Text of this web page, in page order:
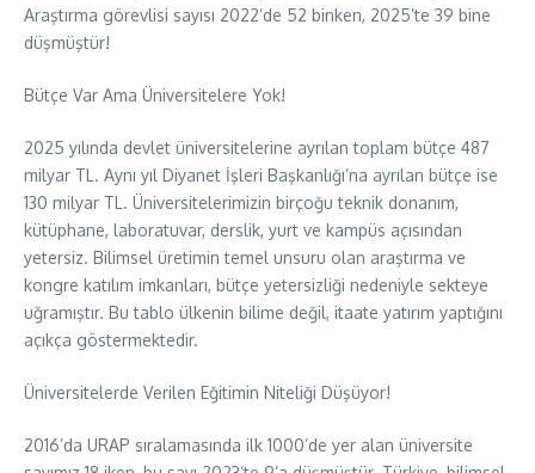
Araştırma görevlisi sayısı 2022’de 52 binken, 2025’te 39 bine
düşmüştür!
Bütçe Var Ama Üniversitelere Yok!
2025 yılında devlet üniversitelerine ayrılan toplam bütçe 487
milyar TL. Aynı yıl Diyanet İşleri Başkanlığı’na ayrılan bütçe ise
130 milyar TL. Üniversitelerimizin birçoğu teknik donanım,
kütüphane, laboratuvar, derslik, yurt ve kampüs açısından
yetersiz. Bilimsel üretimin temel unsuru olan araştırma ve
kongre katılım imkanları, bütçe yetersizliği nedeniyle sekteye
uğramıştır. Bu tablo ülkenin bilime değil, itaate yatırım yaptığını
açıkça göstermektedir.
Üniversitelerde Verilen Eğitimin Niteliği Düşüyor!
2016’da URAP sıralamasında ilk 1000’de yer alan üniversite